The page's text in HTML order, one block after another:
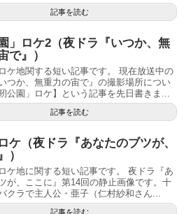
記事を読む
」ロケ2（夜ドラ『いつか、無
で』）
ケ地関する短い記事です。 現在放送中の
つか、無重力の宙で』の撮影場所につい
公園」ロケ】という記事を先日書きま...
記事を読む
ケ（夜ドラ『あなたのブツが、
）
ケ地に関する短い記事です。 夜ドラ『あ
が、ここに』第14回の静止画像です。十
クラで主人公・亜子（仁村紗和さん...
記事を読む